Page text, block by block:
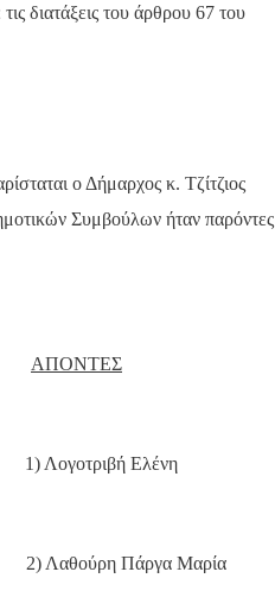
διατάξεις του άρθρου 67 του
ο Δήμαρχος κ. Τζίτζιος
Συμβούλων ήταν παρόντες
ΑΠΟΝΤΕΣ
1) Λογοτριβή Ελένη
2) Λαθούρη Πάργα Μαρία